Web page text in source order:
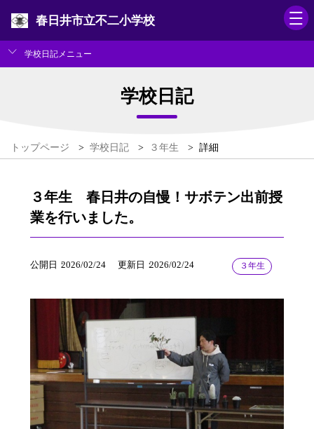
春日井市立不二小学校
学校日記メニュー
学校日記
トップページ > 学校日記 > ３年生 > 詳細
３年生 春日井の自慢！サボテン出前授
業を行いました。
公開日 2026/02/24 更新日 2026/02/24 ３年生